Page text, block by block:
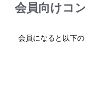
会員向けコ
会員になると以下